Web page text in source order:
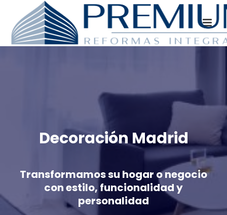
Decoración Madrid
Transformamos su hogar o negocio
con estilo, funcionalidad y
personalidad